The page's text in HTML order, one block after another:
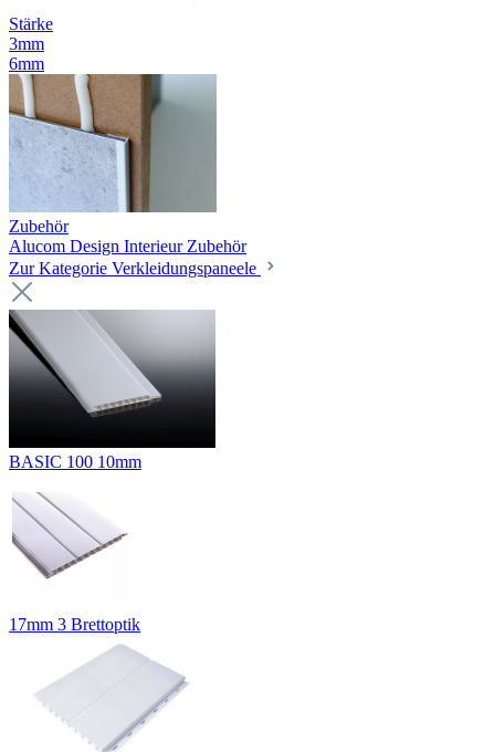
Stärke
3mm
6mm
Zubehör
Alucom Design Interieur Zubehör
Zur Kategorie Verkleidungspaneele
BASIC 100 10mm
17mm 3 Brettoptik